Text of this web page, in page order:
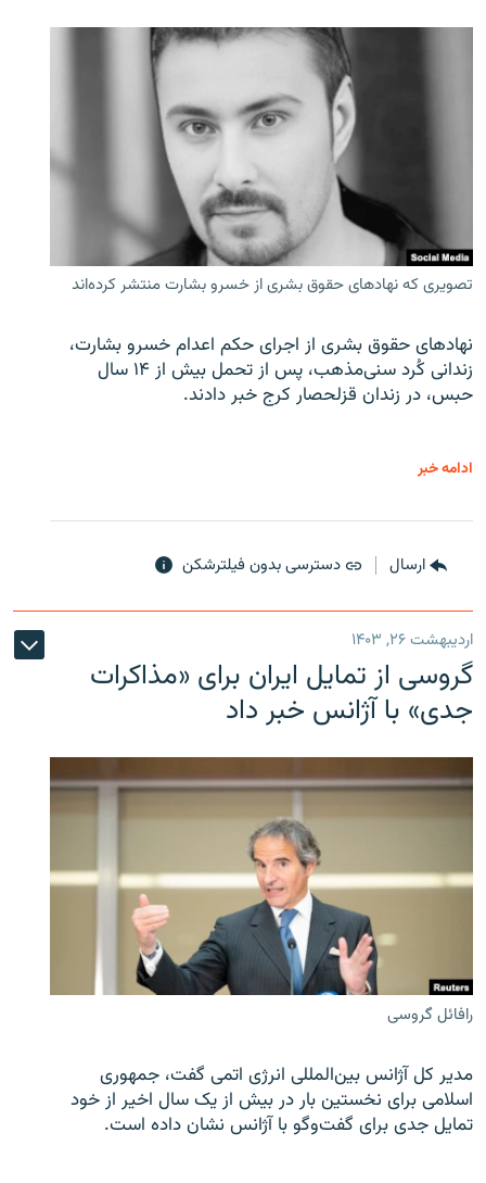
تصویری که نهادهای حقوق بشری از خسرو بشارت منتشر کرده‌اند
نهادهای حقوق بشری از اجرای حکم اعدام خسرو بشارت،
زندانی کُرد سنی‌مذهب، پس از تحمل بیش از ۱۴ سال
حبس، در زندان قزلحصار کرج خبر دادند.
ادامه خبر
ارسال دسترسی بدون فیلترشکن
اردیبهشت ۲۶, ۱۴۰۳
گروسی از تمایل ایران برای «مذاکرات
جدی» با آژانس خبر داد
رافائل گروسی
مدیر کل آژانس بین‌المللی انرژی اتمی گفت، جمهوری
اسلامی برای نخستین بار در بیش از یک سال اخیر از خود
تمایل جدی برای گفت‌وگو با آژانس نشان داده است.